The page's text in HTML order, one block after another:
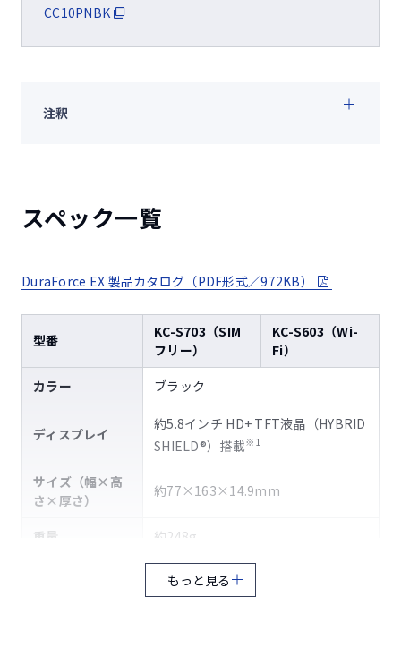
CC10PNBK
注釈
スペック一覧
DuraForce EX 製品カタログ（PDF形式／972KB）
型番
KC-S703（SIM
フリー）
KC-S603（Wi-
Fi）
カラー
ブラック
ディスプレイ
約5.8インチ HD+ TFT液晶（HYBRID
SHIELD®）搭載※1
サイズ（幅×高
さ×厚さ）
約77×163×14.9mm
重量 約248g
4,270mAh（取り外し式）
もっと見る